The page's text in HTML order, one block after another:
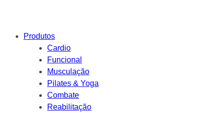
Produtos
Cardio
Funcional
Musculação
Pilates & Yoga
Combate
Reabilitação